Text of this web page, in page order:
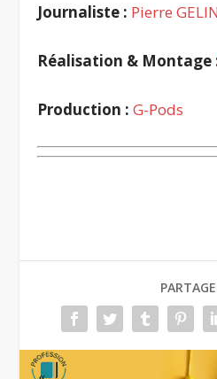
Journaliste : Pierre
Réalisation & Montage
Production : G-Pods